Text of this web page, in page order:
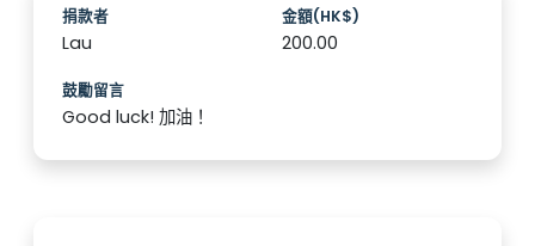
捐款者
Lau
金額(HK$)
200.00
鼓勵留言
Good luck! 加油！